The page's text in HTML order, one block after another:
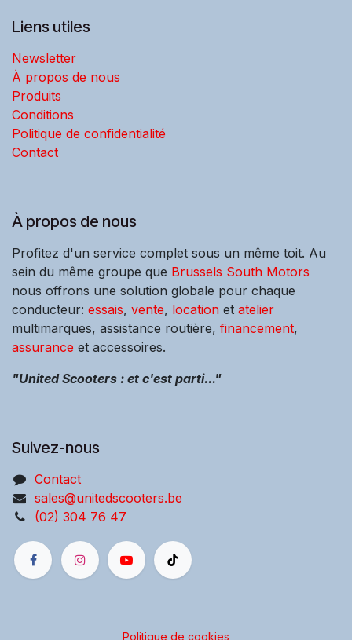
Liens utiles
Newsletter
À propos de nous
Produits
Conditions
Politique de confidentialité
Contact
À propos de nous
Profitez d'un service complet sous un même toit. Au
sein du même groupe que Brussels South Motors
nous offrons une solution globale pour chaque
conducteur: essais, vente, location et atelier
multimarques, assistance routière, financement,
assurance et accessoires.
"United Scooters : et c'est parti..."
Suivez-nous
Contact
sales@unitedscooters.be
(02) 304 76 47
Politique de cookies